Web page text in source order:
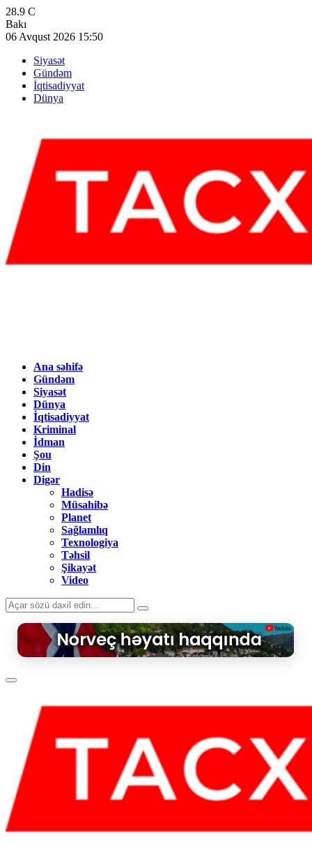
28.9 C
Bakı
06 Avqust 2026 15:50
Siyasət
Gündəm
İqtisadiyyat
Dünya
Ana səhifə
Gündəm
Siyasət
Dünya
İqtisadiyyat
Kriminal
İdman
Şou
Din
Digər
Hadisə
Müsahibə
Planet
Sağlamlıq
Texnologiya
Təhsil
Şikayət
Video
Search
for:
Search
Primary